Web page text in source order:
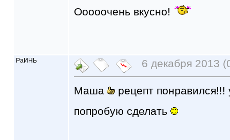
Ооооочень вкусно!
РаИНЬ 6 декабря 2013
Маша
рецепт понравился!!!
попробую сделать